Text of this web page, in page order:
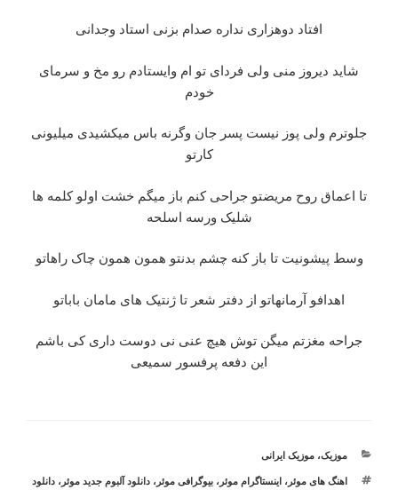
افتاد دوهزاری نداره صدام بزنی استاد وجدانی
شاید دیروز منی ولی فردای تو ام وایستادم رو مخ و سرمای
خودم
جلوترم ولی پوز نیست پسر جان وگرنه باس میکشیدی میلیونی
کارتو
تا اعماق روح مریضتو جراحی کنم باز میگم خشت اولو کلمه ها
شلیک ورسه اسلحه
وسط پیشونیت تا باز کنه چشم بدنتو همون همون چاک راهاتو
اهدافو آرمانهاتو از دفتر شعر تا ژنتیک های مامان باباتو
جراحه مغزتم میگن توش هیچ عنی نی دوست داری کی باشم
این دفعه پرفسور سمیعی
دسته‌ها
موزیک،موزیک ایرانی
برچسب‌ها
اهنگ های موئر ، اینستاگرام موئر ،بیوگرافی موئر ،دانلود آلبوم جدید موئر ،دانلود